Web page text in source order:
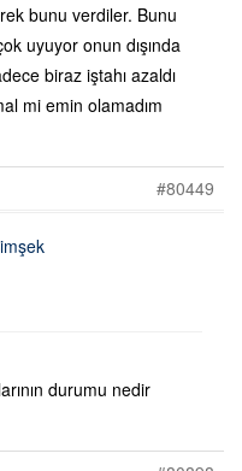
bunu verdiler. Bunu
uyuyor onun dışında
biraz iştahı azaldı
mi emin olamadım
#80449
durumu nedir